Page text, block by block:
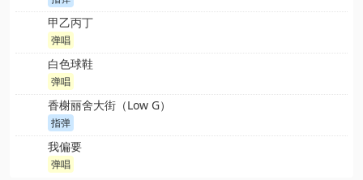
甲乙丙丁
弹唱
白色球鞋
弹唱
香榭丽舍大街（Low G）
指弹
我偏要
弹唱